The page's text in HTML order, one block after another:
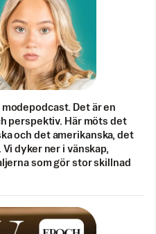
Det är en
perspektiv. Här möts det
och det amerikanska, det
dyker ner i vänskap,
som gör stor skillnad